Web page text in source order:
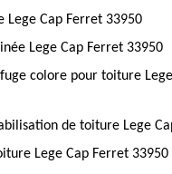
Lege Cap Ferret 33950
Lege Cap Ferret 33950
colore pour toiture
de toiture Lege
Lege Cap Ferret 33950